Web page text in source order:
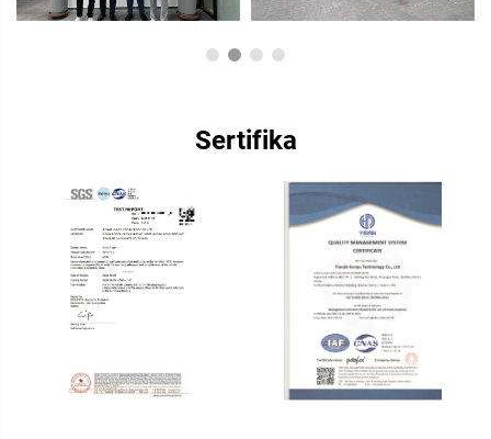
Sertifika